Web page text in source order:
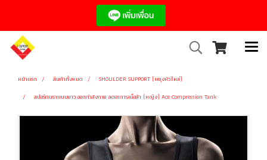
หน้าแรก สินค้าทั้งหมด
SHOULDER SUPPORT (พยุงหัวไหล่)
สปอร์ตบราแบบยาว ออกกำลังกาย ลดอาการเมื้อล้า (หญิง) Ace Compression Tank